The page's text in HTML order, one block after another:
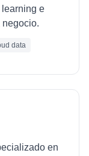
e
data
en